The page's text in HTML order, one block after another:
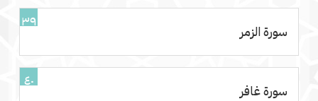
٣٩
سورة الزمر
٤٠
سورة غافر